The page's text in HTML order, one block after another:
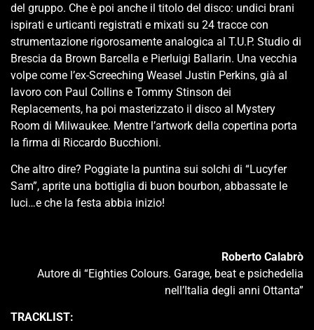
del gruppo. Che è poi anche il titolo del disco: undici brani
ispirati e urticanti registrati e mixati su 24 tracce con
strumentazione rigorosamente analogica al T.U.P. Studio di
Brescia da Brown Barcella e Pierluigi Ballarin. Una vecchia
volpe come l’ex-Screeching Weasel Justin Perkins, già al
lavoro con Paul Collins e Tommy Stinson dei
Replacements, ha poi masterizzato il disco al Mystery
Room di Milwaukee. Mentre l’artwork della copertina porta
la firma di Riccardo Bucchioni.
Che altro dire? Poggiate la puntina sui solchi di “Lucyfer
Sam”, aprite una bottiglia di buon bourbon, abbassate le
luci…e che la festa abbia inizio!
Roberto Calabrò
Autore di “Eighties Colours. Garage, beat e psichedelia
nell’Italia degli anni Ottanta”
TRACKLIST: